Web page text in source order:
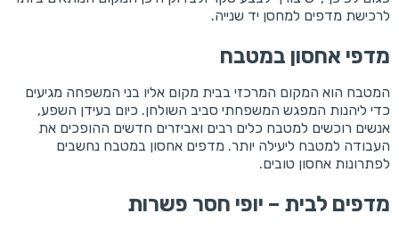
לרכישת מדפים למחסן יד שנייה.
מדפי אחסון במטבח
המטבח הוא המקום המרכזי בבית מקום אליו בני המשפחה מגיעים
כדי ליהנות המפגש המשפחתי סביב השולחן. כיום בעידן השפע,
אנשים רוכשים למטבח כלים רבים ואביזרים חדשים ההופכים את
העבודה למטבח ליעילה יותר. מדפים אחסון במטבח נחשבים
לפתרונות אחסון טובים.
מדפים לבית – יופי חסר פשרות